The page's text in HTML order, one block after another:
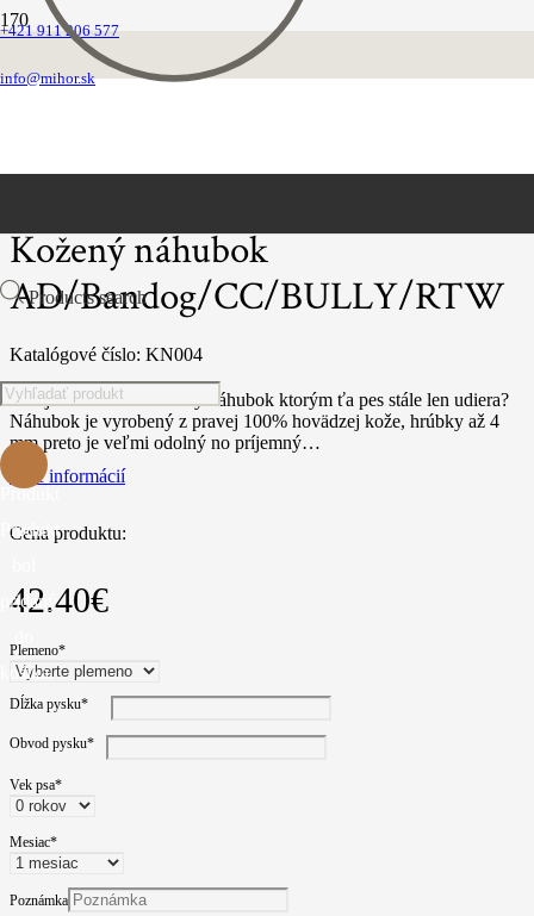
+421 911 206 577
info@mihor.sk
Products search
Produkt
Produkt
pridaný
košíka.
Domovská stránka
Kožené náhubky
Kožený náhubok
AD/Bandog/CC/BULLY/RTW
Katalógové číslo: KN004
Už aj teba omrzel kovový náhubok ktorým ťa pes stále len udiera?
Náhubok je vyrobený z pravej 100% hovädzej kože, hrúbky až 4
mm preto je veľmi odolný no príjemný…
Viac informácií
Cena produktu:
42.40€
Plemeno*
Dĺžka pysku*
Obvod pysku*
Vek psa*
Mesiac*
Poznámka